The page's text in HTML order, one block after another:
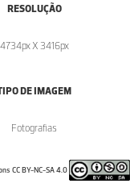
RESOLUÇÃO
4734px X 3416px
DE IMAGEM
Fotografias
CC BY-NC-SA 4.0